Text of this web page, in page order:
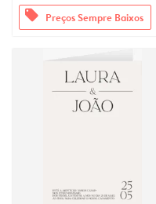
offers Preços Sempre Baixos